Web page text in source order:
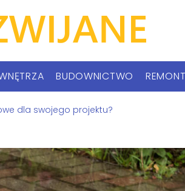
BUDOWNICTWO REMONT
dla swojego projektu?